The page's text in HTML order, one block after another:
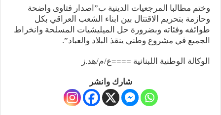
وختم مطالبا المرجعيات الدينية ب”اصدار فتاوى واضحة
وحازمة بتحريم الاقتتال بين ابناء الشعب العراقي بكل
طوائفه وفئاته وبضرورة حل الميليشيات المسلحة وانخراط
الجميع في مشروع وطني ينقذ البلاد والعباد”.
الوكالة الوطنية اللبنانية ====ع/م/هد.ز
شارك وانشر